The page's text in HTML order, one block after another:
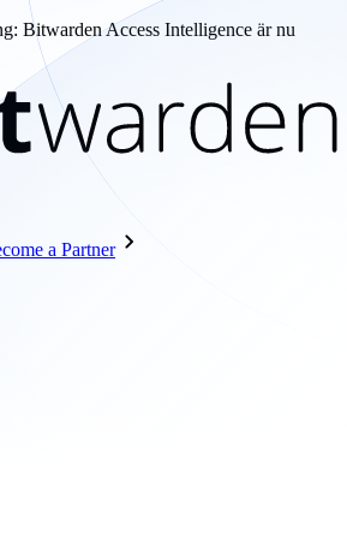
Bitwarden Access Intelligence är nu
a Partner